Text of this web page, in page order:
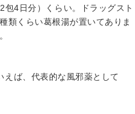
4日分）くらい。ドラッグスト
類くらい葛根湯が置いてありま
えば、代表的な風邪薬として